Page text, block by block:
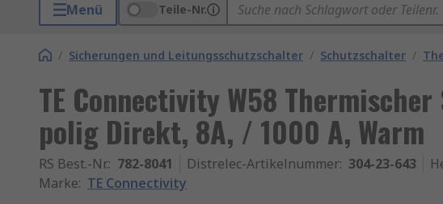
Menü Teile-Nr.
/ Sicherungen und Leitungsschutzschalter / Schutzschalter /
TE Connectivity W58
polig Direkt, 8A, / 1000 A, Warm
RS Best.-Nr.: 782-8041 Distrelec-Artikelnummer: 304-23-643
Marke: TE Connectivity